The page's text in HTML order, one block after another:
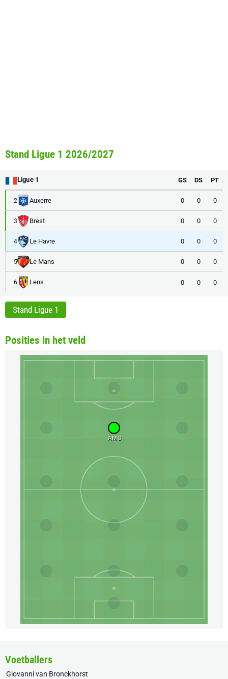
Stand Ligue 1 2026/2027
Ligue 1 GS DS PT
2 Auxerre 0 0 0
3 Brest 0 0 0
4 Le Havre 0 0 0
5 Le Mans 0 0 0
6 Lens 0 0 0
Stand Ligue 1
Posities in het veld
AMC
Voetballers
Giovanni van Bronckhorst